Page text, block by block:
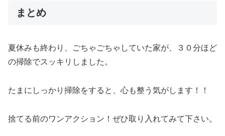
まとめ
夏休みも終わり、ごちゃごちゃしていた家が、３０分ほど
の掃除でスッキリしました。
たまにしっかり掃除をすると、心も整う気がします！！
捨てる前のワンアクション！ぜひ取り入れてみて下さい。